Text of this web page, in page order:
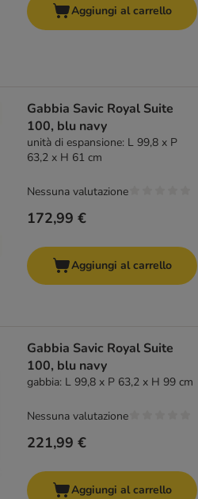
Aggiungi al carrello
Gabbia Savic Royal Suite
100, blu navy
unità di espansione: L 99,8 x P
63,2 x H 61 cm
172,99 €
Nessuna valutazione
Aggiungi al carrello
Gabbia Savic Royal Suite
100, blu navy
gabbia: L 99,8 x P 63,2 x H 99 cm
221,99 €
Nessuna valutazione
Aggiungi al carrello